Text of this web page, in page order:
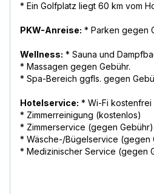
* Ein Golfplatz liegt 60 km vom
PKW-Anreise: * Parken gegen
Wellness: * Sauna und
* Massagen gegen Gebühr.
* Spa-Bereich ggfls. gegen
Hotelservice: * Wi-Fi kostenfrei
* Zimmerreinigung (kostenlos)
* Zimmerservice (gegen Gebühr)
* Wäsche-/Bügelservice (gegen
* Medizinischer Service (gegen